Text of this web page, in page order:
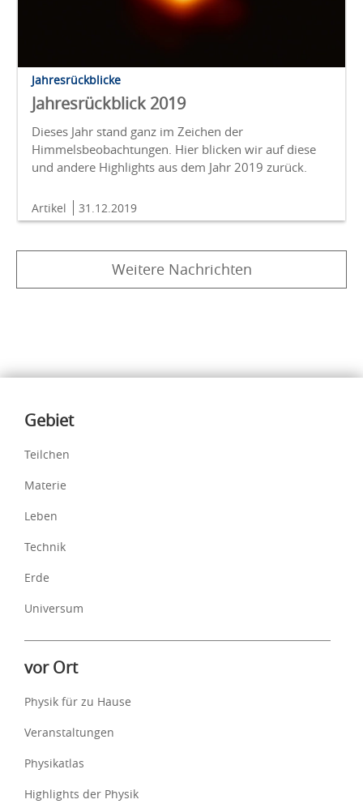
Jahresrückblicke
Jahresrückblick 2019
Dieses Jahr stand ganz im Zeichen der
Himmelsbeobachtungen. Hier blicken wir auf diese
und andere Highlights aus dem Jahr 2019 zurück.
Artikel 31.12.2019
Weitere Nachrichten
Inhalte
Gebiet
Teilchen
Materie
Leben
Technik
Erde
Universum
vor Ort
Physik für zu Hause
Veranstaltungen
Physikatlas
Highlights der Physik